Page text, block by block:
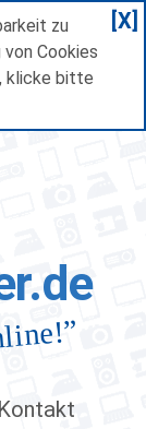
zu
Cookies
klicke bitte
[X]
”
Kontakt